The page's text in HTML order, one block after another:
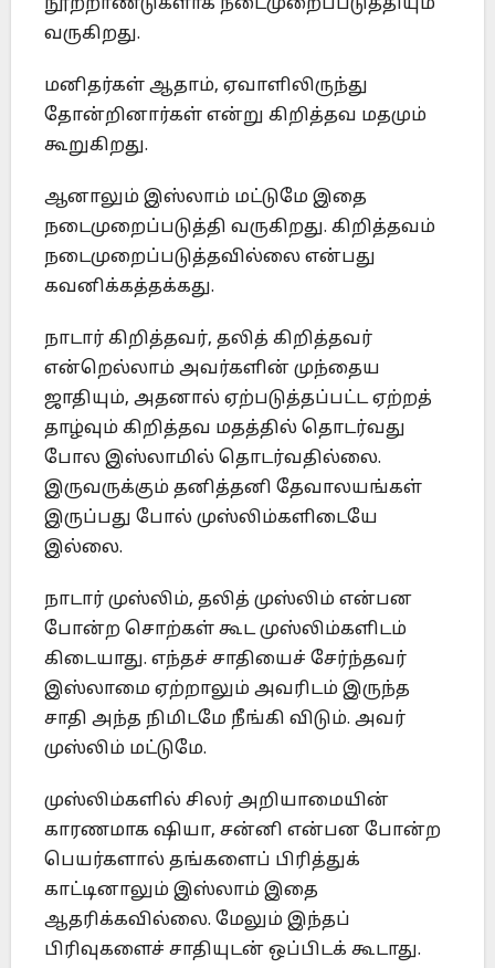
வருகிறது.
மனிதர்கள் ஆதாம், ஏவாளிலிருந்து
தோன்றினார்கள் என்று கிறித்தவ மதமும்
கூறுகிறது.
ஆனாலும் இஸ்லாம் மட்டுமே இதை
நடைமுறைப்படுத்தி வருகிறது. கிறித்தவம்
நடைமுறைப்படுத்தவில்லை என்பது
கவனிக்கத்தக்கது.
நாடார் கிறித்தவர், தலித் கிறித்தவர்
என்றெல்லாம் அவர்களின் முந்தைய
ஜாதியும், அதனால் ஏற்படுத்தப்பட்ட ஏற்றத்
தாழ்வும் கிறித்தவ மதத்தில் தொடர்வது
போல இஸ்லாமில் தொடர்வதில்லை.
இருவருக்கும் தனித்தனி தேவாலயங்கள்
இருப்பது போல் முஸ்லிம்களிடையே
இல்லை.
நாடார் முஸ்லிம், தலித் முஸ்லிம் என்பன
போன்ற சொற்கள் கூட முஸ்லிம்களிடம்
கிடையாது. எந்தச் சாதியைச் சேர்ந்தவர்
இஸ்லாமை ஏற்றாலும் அவரிடம் இருந்த
சாதி அந்த நிமிடமே நீங்கி விடும். அவர்
முஸ்லிம் மட்டுமே.
முஸ்லிம்களில் சிலர் அறியாமையின்
காரணமாக ஷியா, சன்னி என்பன போன்ற
பெயர்களால் தங்களைப் பிரித்துக்
காட்டினாலும் இஸ்லாம் இதை
ஆதரிக்கவில்லை. மேலும் இந்தப்
பிரிவுகளைச் சாதியுடன் ஒப்பிடக் கூடாது.